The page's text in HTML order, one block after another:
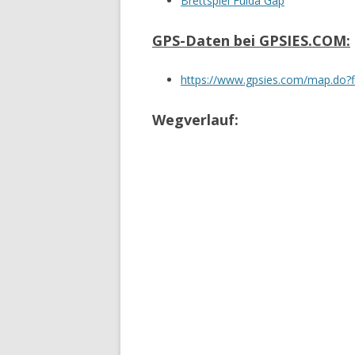
GPS-Daten bei GPSIES.COM:
https://www.gpsies.com/
Wegverlauf: